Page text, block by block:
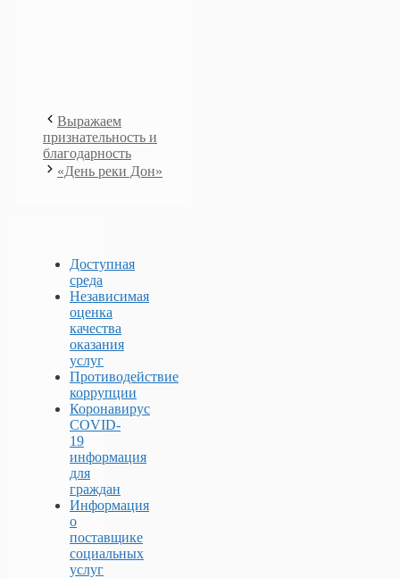
Выражаем
признательность и
благодарность
«День реки Дон»
Доступная
среда
Независимая
оценка
качества
оказания
услуг
Противодействие
коррупции
Коронавирус
COVID-
19
информация
для
граждан
Информация
о
поставщике
социальных
услуг